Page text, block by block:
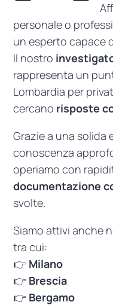
personale o
un esperto capace
Il nostro
rappresenta un
Lombardia per
cercano risposte
Grazie a una solida
conoscenza
operiamo con
documentazione
svolte.
Siamo attivi anche
tra cui:
👉 Milano
👉 Brescia
👉 Bergamo